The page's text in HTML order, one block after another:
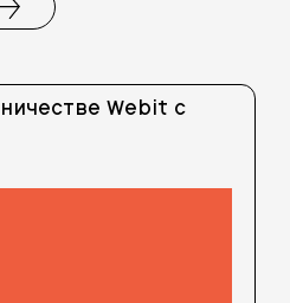
Webit с